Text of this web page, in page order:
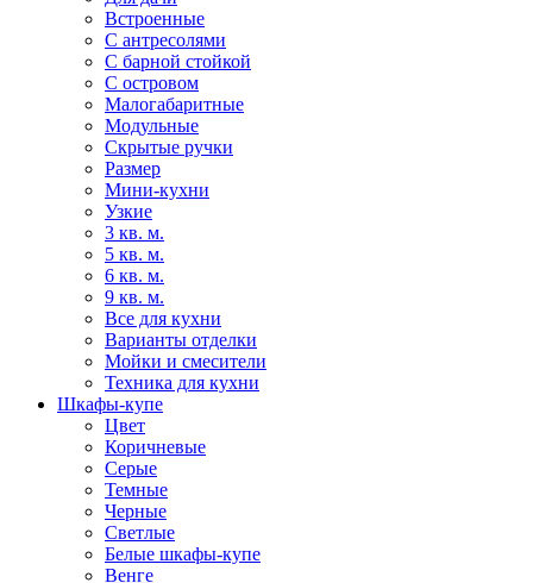
Встроенные
С антресолями
С барной стойкой
С островом
Малогабаритные
Модульные
Скрытые ручки
Размер
Мини-кухни
Узкие
3 кв. м.
5 кв. м.
6 кв. м.
9 кв. м.
Все для кухни
Варианты отделки
Мойки и смесители
Техника для кухни
Шкафы-купе
Цвет
Коричневые
Серые
Темные
Черные
Светлые
Белые шкафы-купе
Венге